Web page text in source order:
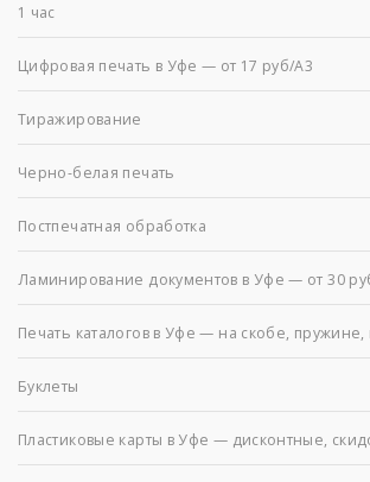
1 час
Цифровая печать в Уфе — от 17 руб/А3
Тиражирование
Черно-белая печать
Постпечатная обработка
Ламинирование документов в Уфе — от 30
Печать каталогов в Уфе — на скобе,
Буклеты
Пластиковые карты в Уфе — дисконтные,